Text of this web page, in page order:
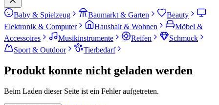
Baby & Spielzeug Baumarkt & Garten
Beauty
Elektronik & Computer
Haushalt & Wohnen
Möbel &
Accessoires
Musikinstrumente Reifen
Schmuck
Sport & Outdoor
Tierbedarf
Produkt konnte nicht geladen werden
Beim Laden dieser Seite ist ein Fehler aufgetreten.